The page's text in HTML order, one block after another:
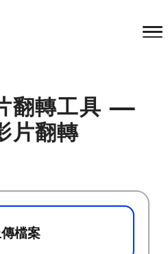
翻轉工具 —
片翻轉
檔案